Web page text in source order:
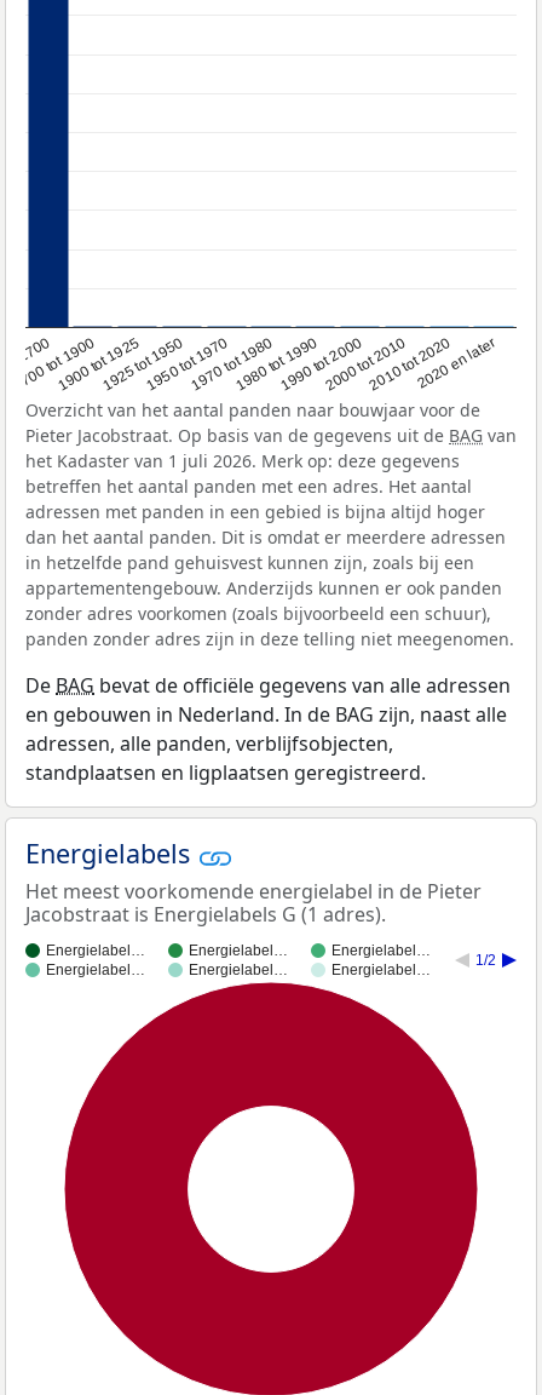
1700
1700 tot 1900
1900 tot 19251925 tot 19501950 tot 19701970 tot 19801980 tot 19901990 tot 20002000 tot 20102010 tot 20202020 en later
Overzicht van het aantal panden naar bouwjaar voor de
Pieter Jacobstraat. Op basis van de gegevens uit de BAG van
het Kadaster van 1 juli 2026. Merk op: deze gegevens
betreffen het aantal panden met een adres. Het aantal
adressen met panden in een gebied is bijna altijd hoger
dan het aantal panden. Dit is omdat er meerdere adressen
in hetzelfde pand gehuisvest kunnen zijn, zoals bij een
appartementengebouw. Anderzijds kunnen er ook panden
zonder adres voorkomen (zoals bijvoorbeeld een schuur),
panden zonder adres zijn in deze telling niet meegenomen.
De BAG bevat de officiële gegevens van alle adressen
en gebouwen in Nederland. In de BAG zijn, naast alle
adressen, alle panden, verblijfsobjecten,
standplaatsen en ligplaatsen geregistreerd.
Energielabels
Het meest voorkomende energielabel in de Pieter
Jacobstraat is Energielabels G (1 adres).
Energielabel… Energielabel…
Energielabel…
Energielabel…
Energielabel… Energielabel…
1/2